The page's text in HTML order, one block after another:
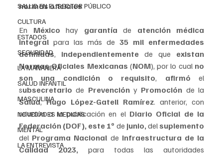
SALUD EN EL SECTOR PÚBLICO
CULTURA
ESTADOS
SEGURIDAD
LA MAÑANERA
SALUD INFANTIL
MASCULINA
NOVEDADES MEDICAS
MENTAL
LA ENTREVISTA
normas oficiales
En México hay garantía de atención médica
integral para las más de 35 mil enfermedades
definidas, independientemente de que existan
Normas Oficiales Mexicanas (NOM), por lo cual no
son una condición o requisito, afirmó el
subsecretario de Prevención y Promoción
Salud, Hugo López-Gatell Ramírez. anterior, con
relación a la publicación en el Diario Oficial de la
Federación (DOF), este 1º de junio, del
del Programa Nacional de Infraestructura de la
Calidad 2023, para todas las autoridades